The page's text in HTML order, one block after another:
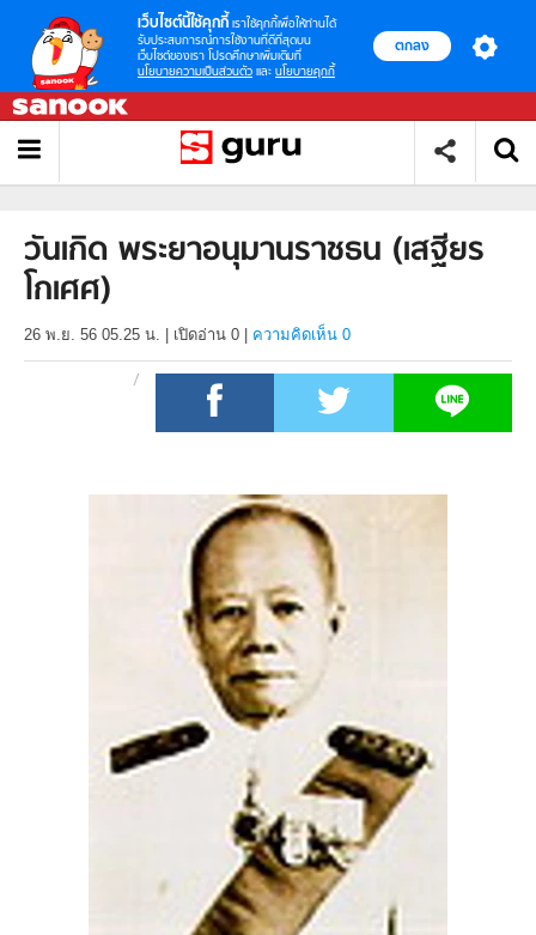
เว็บไซต์นี้ใช้คุกกี้ เราใช้คุกกี้เพื่อให้ท่านได้
รับประสบการณ์การใช้งานที่ดีที่สุดบน
เว็บไซต์ของเรา โปรดศึกษาเพิ่มเติมที่
นโยบายความเป็นส่วนตัว และ นโยบายคุกกี้
ตกลง
วันเกิด พระยาอนุมานราชธน (เสฐียร
โกเศศ)
26 พ.ย. 56 05.25 น. เปิดอ่าน 0 ความคิดเห็น 0